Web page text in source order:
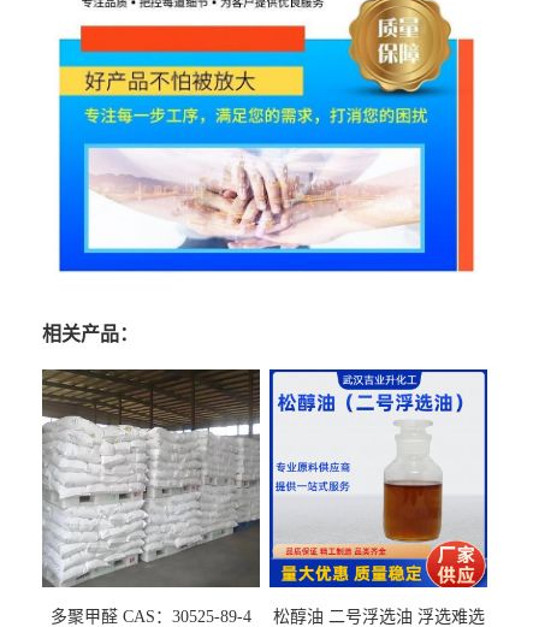
相关产品：
多聚甲醛 CAS：30525-89-4
松醇油 二号浮选油 浮选难选